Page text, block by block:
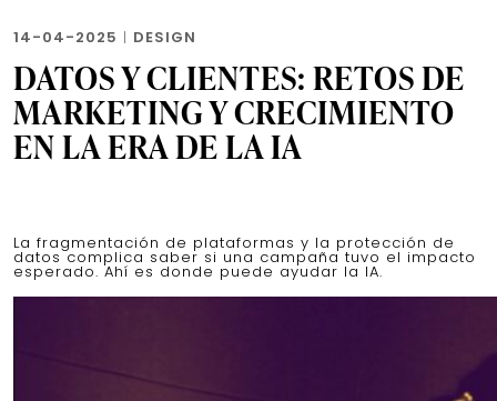
14-04-2025 | DESIGN
DATOS Y CLIENTES: RETOS DE
MARKETING Y CRECIMIENTO
EN LA ERA DE LA IA
La fragmentación de plataformas y la protección de
datos complica saber si una campaña tuvo el impacto
esperado. Ahí es donde puede ayudar la IA.